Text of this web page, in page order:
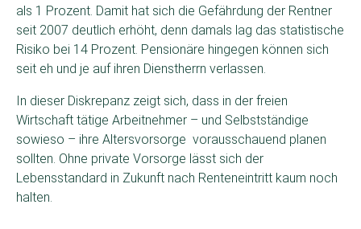
als 1 Prozent. Damit hat sich die Gefährdung der Rentner
seit 2007 deutlich erhöht, denn damals lag das statistische
Risiko bei 14 Prozent. Pensionäre hingegen können sich
seit eh und je auf ihren Dienstherrn verlassen.
In dieser Diskrepanz zeigt sich, dass in der freien
Wirtschaft tätige Arbeitnehmer – und Selbstständige
sowieso – ihre Altersvorsorge vorausschauend planen
sollten. Ohne private Vorsorge lässt sich der
Lebensstandard in Zukunft nach Renteneintritt kaum noch
halten.